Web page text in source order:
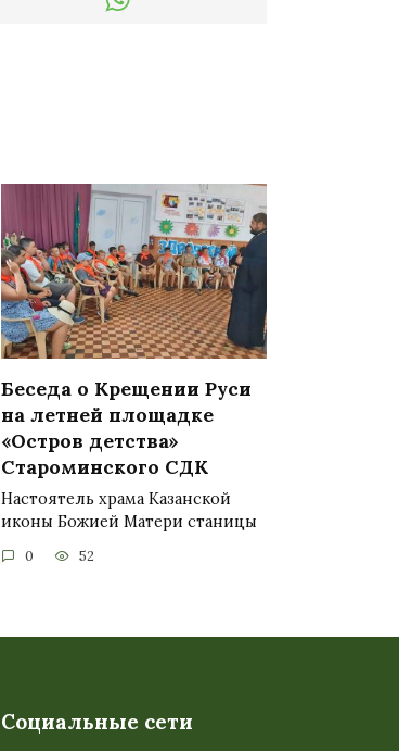
Беседа о Крещении Руси
на летней площадке
«Остров детства»
Староминского СДК
Настоятель храма Казанской
иконы Божией Матери станицы
0 52
Социальные сети